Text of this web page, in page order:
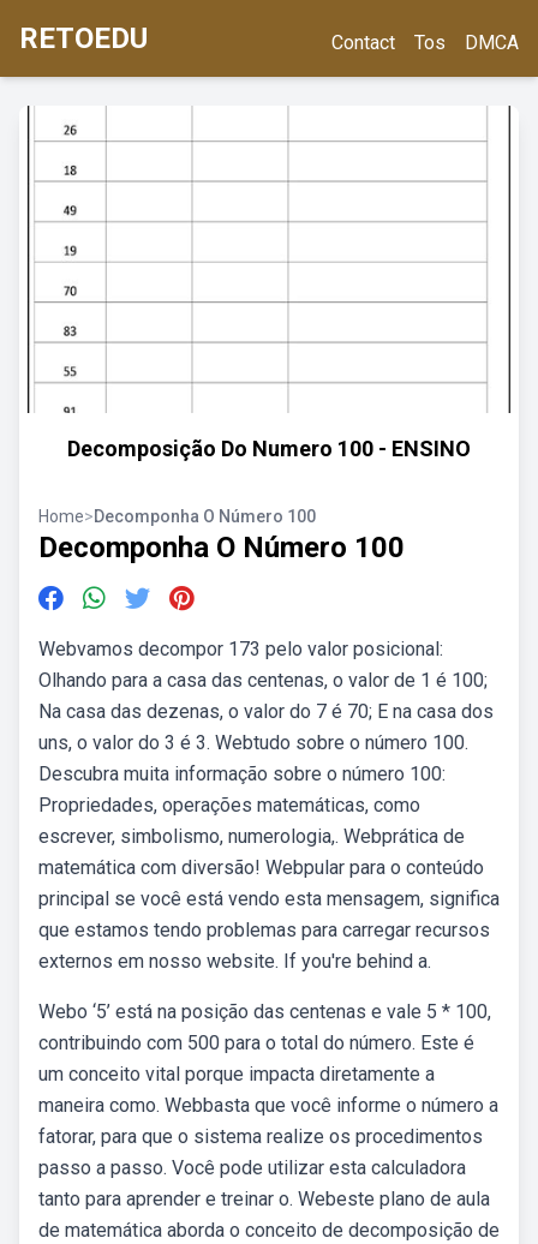
RETOEDU Contact Tos DMCA
Decomposição Do Numero 100 - ENSINO
Home>Decomponha O Número 100
Decomponha O Número 100
Webvamos decompor 173 pelo valor posicional:
Olhando para a casa das centenas, o valor de 1 é 100;
Na casa das dezenas, o valor do 7 é 70; E na casa dos
uns, o valor do 3 é 3. Webtudo sobre o número 100.
Descubra muita informação sobre o número 100:
Propriedades, operações matemáticas, como
escrever, simbolismo, numerologia,. Webprática de
matemática com diversão! Webpular para o conteúdo
principal se você está vendo esta mensagem, significa
que estamos tendo problemas para carregar recursos
externos em nosso website. If you're behind a.
Webo ‘5’ está na posição das centenas e vale 5 * 100,
contribuindo com 500 para o total do número. Este é
um conceito vital porque impacta diretamente a
maneira como. Webbasta que você informe o número a
fatorar, para que o sistema realize os procedimentos
passo a passo. Você pode utilizar esta calculadora
tanto para aprender e treinar o. Webeste plano de aula
de matemática aborda o conceito de decomposição de